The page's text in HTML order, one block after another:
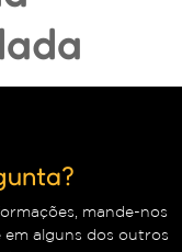
mande-nos
alguns dos outros